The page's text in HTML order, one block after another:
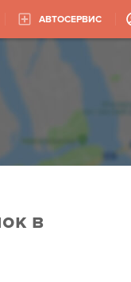
АВТОСЕРВИС
в